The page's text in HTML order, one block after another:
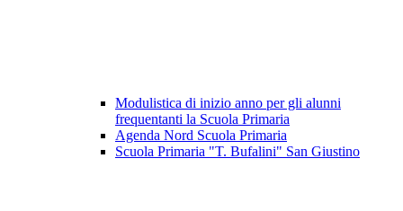
Modulistica di inizio anno per gli alunni
frequentanti la Scuola Primaria
Agenda Nord Scuola Primaria
Scuola Primaria "T. Bufalini" San Giustino